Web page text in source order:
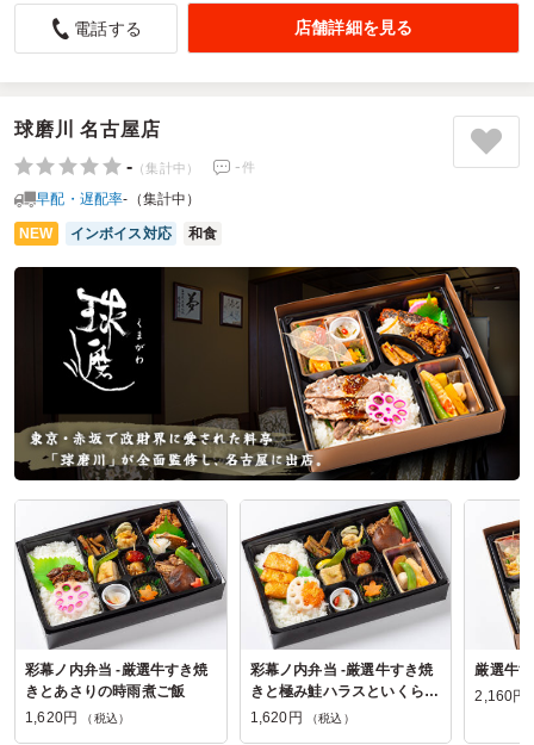
たです！
4.5
かりました。
幕ノ内の楽しさはおかずの品数だと思いますが、様々なおか
ずが多数あり、ご飯も種類が多く楽しんでいただくことがで
きました。
スタッフからも、味・量ともに大好評でした。
ご利用シーン：イベント運営›展示会
参加者の年齢：
30代～40代男女比：
男性多め
愛知県常滑市セントレア2026/06/24
板前すいしんの口コミをもっと見る
電話する 店舗詳細を見る
球磨川 名古屋店
- （集計中） -件
早配・遅配率-（集計中）
NEW インボイス対応 和食
彩幕ノ内弁当 -厳選牛すき焼
きとあさりの時雨煮ご飯
1,620円
（税込）
彩幕ノ内弁当 -厳選牛すき焼
きと極み鮭ハラスといくらの
親子飯
1,620円 （税込）
厳選牛
2,160円